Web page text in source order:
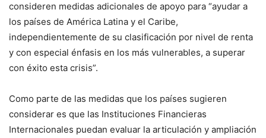
consideren medidas adicionales de apoyo para “ayudar a
los países de América Latina y el Caribe,
independientemente de su clasificación por nivel de renta
y con especial énfasis en los más vulnerables, a superar
con éxito esta crisis”.
Como parte de las medidas que los países sugieren
considerar es que las Instituciones Financieras
Internacionales puedan evaluar la articulación y ampliación